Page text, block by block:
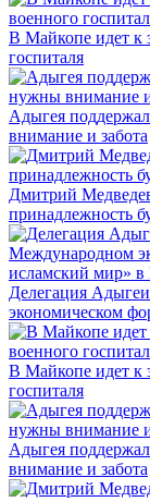
В Майкопе идет к
госпиталя
Адыгея
внимание и забота
Дмитрий
принадлежность
Делегация
экономическом
В Майкопе идет к
госпиталя
Адыгея
внимание и забота